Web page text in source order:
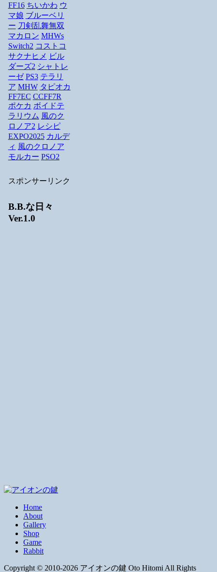
FF16 ちいかわ ウ
マ娘 ブルーベリ
ー 刀剣乱舞無双
マカロン MHWs
Switch2 コストコ
サクナヒメ ビル
ダーズ2 シャトレ
ーゼ PS3 テラリ
ア MHW タピオカ
FF7EC CCFF7R
ポケカ ボイドテ
ラリウム 風のク
ロノア2 レシピ
EXPO2025 カルデ
ィ 風のクロノア
モルカー PSO2
スポンサーリンク
B.B.な日々
Ver.1.0
Home
About
Gallery
Shop
Game
Rabbit
Copyright © 2010-2026 アイオンの鍵 Oto Hitomi All Rights